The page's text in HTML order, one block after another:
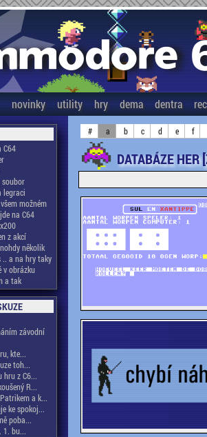
novinky utility hry dema dentra
C64
soubor
legraci
možném
na C64
z akcí
několik
a na hry taky
v obrázku
a tak
závodní
kte...
toh...
hru z C6...
R...
a k...
ke spokoj...
poba...
1. bu...
# a b c d e f
DATABÁZE